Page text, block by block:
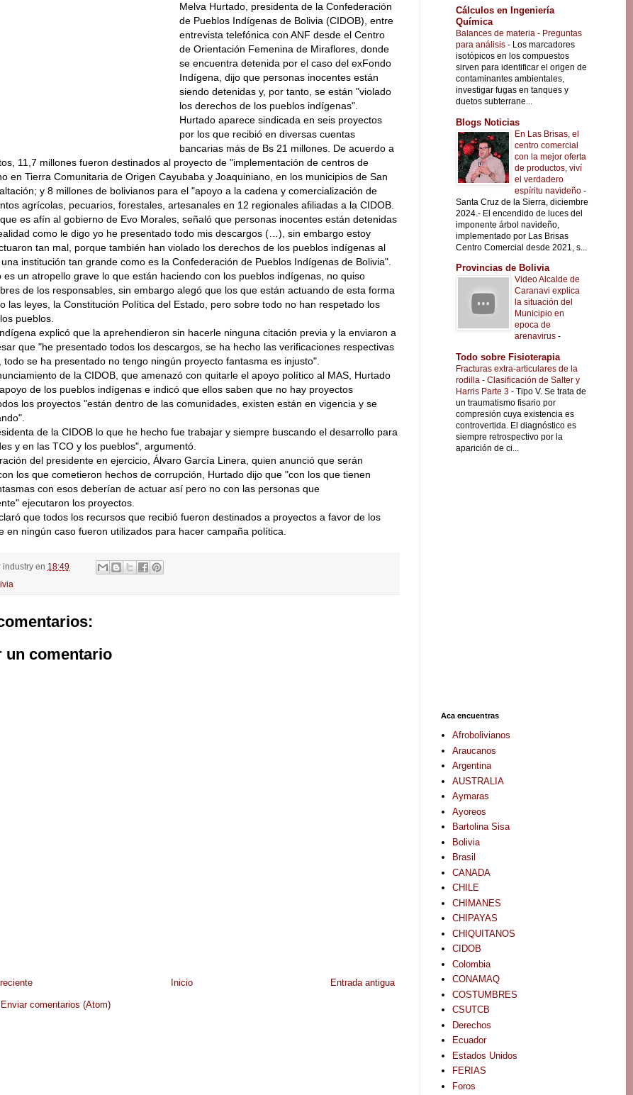
Melva Hurtado, presidenta de la Confederación
de Pueblos Indígenas de Bolivia (CIDOB), entre
entrevista telefónica con ANF desde el Centro
de Orientación Femenina de Miraflores, donde
se encuentra detenida por el caso del exFondo
Indígena, dijo que personas inocentes están
siendo detenidas y, por tanto, se están "violado
los derechos de los pueblos indígenas".
Hurtado aparece sindicada en seis proyectos
por los que recibió en diversas cuentas
bancarias más de Bs 21 millones. De acuerdo a
11,7 millones fueron destinados al proyecto de "implementación de centros de
en Tierra Comunitaria de Origen Cayubaba y Joaquiniano, en los municipios de San
y 8 millones de bolivianos para el "apoyo a la cadena y comercialización de
agrícolas, pecuarios, forestales, artesanales en 12 regionales afiliadas a la CIDOB.
es afín al gobierno de Evo Morales, señaló que personas inocentes están detenidas
como le digo yo he presentado todo mis descargos (…), sin embargo estoy
tan mal, porque también han violado los derechos de los pueblos indígenas al
institución tan grande como es la Confederación de Pueblos Indígenas de Bolivia".
es un atropello grave lo que están haciendo con los pueblos indígenas, no quiso
de los responsables, sin embargo alegó que los que están actuando de esta forma
las leyes, la Constitución Política del Estado, pero sobre todo no han respetado los
pueblos.
explicó que la aprehendieron sin hacerle ninguna citación previa y la enviaron a
que "he presentado todos los descargos, se ha hecho las verificaciones respectivas
todo se ha presentado no tengo ningún proyecto fantasma es injusto".
de la CIDOB, que amenazó con quitarle el apoyo político al MAS, Hurtado
de los pueblos indígenas e indicó que ellos saben que no hay proyectos
los proyectos "están dentro de las comunidades, existen están en vigencia y se
de la CIDOB lo que he hecho fue trabajar y siempre buscando el desarrollo para
y en las TCO y los pueblos", argumentó.
del presidente en ejercicio, Álvaro García Linera, quien anunció que serán
los que cometieron hechos de corrupción, Hurtado dijo que "con los que tienen
con esos deberían de actuar así pero no con las personas que
ejecutaron los proyectos.
que todos los recursos que recibió fueron destinados a proyectos a favor de los
en ningún caso fueron utilizados para hacer campaña política.
industry en 18:49
un comentario
Entrada antigua
Inicio
Enviar comentarios (Atom)
Cálculos en Ingeniería
Química
Balances de materia - Preguntas
para análisis - Los marcadores
isotópicos en los compuestos
sirven para identificar el origen de
contaminantes ambientales,
investigar fugas en tanques y
duetos subterrane...
Blogs Noticias
En Las Brisas, el
centro comercial
con la mejor oferta
de productos, viví
el verdadero
espíritu navideño -
Santa Cruz de la Sierra, diciembre
2024.- El encendido de luces del
imponente árbol navideño,
implementado por Las Brisas
Centro Comercial desde 2021, s...
Provincias de Bolivia
Video Alcalde de
Caranavi explica
la situación del
Municipio en
epoca de
arenavirus -
Todo sobre Fisioterapia
Fracturas extra-articulares de la
rodilla - Clasificación de Salter y
Harris Parte 3 - Tipo V. Se trata de
un traumatismo fisario por
compresión cuya existencia es
controvertida. El diagnóstico es
siempre retrospectivo por la
aparición de ci...
Aca encuentras
Afrobolivianos
Araucanos
Argentina
AUSTRALIA
Aymaras
Ayoreos
Bartolina Sisa
Bolivia
Brasil
CANADA
CHILE
CHIMANES
CHIPAYAS
CHIQUITANOS
CIDOB
Colombia
CONAMAQ
COSTUMBRES
CSUTCB
Derechos
Ecuador
Estados Unidos
FERIAS
Foros